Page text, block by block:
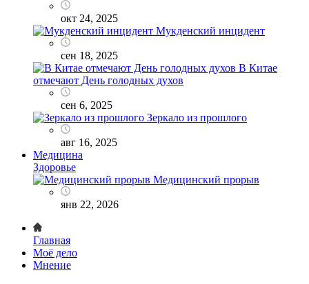
окт 24, 2025
Мукденский инцидент
сен 18, 2025
В Китае
отмечают День голодных духов
сен 6, 2025
Зеркало из прошлого
авг 16, 2025
Медицина
Здоровье
Медицинский прорыв
янв 22, 2026
Главная
Моё дело
Мнение